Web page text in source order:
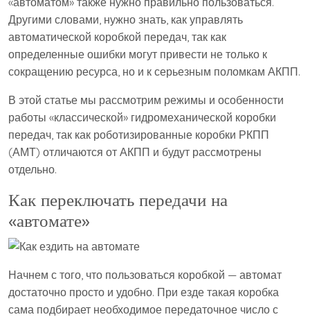
Другими словами, нужно знать, как управлять
автоматической коробкой передач, так как
определенные ошибки могут привести не только к
сокращению ресурса, но и к серьезным поломкам АКПП.
В этой статье мы рассмотрим режимы и особенности
работы «классической» гидромеханической коробки
передач, так как роботизированные коробки РКПП
(АМТ) отличаются от АКПП и будут рассмотрены
отдельно.
Как переключать передачи на
«автомате»
Начнем с того, что пользоваться коробкой — автомат
достаточно просто и удобно. При езде такая коробка
сама подбирает необходимое передаточное число с